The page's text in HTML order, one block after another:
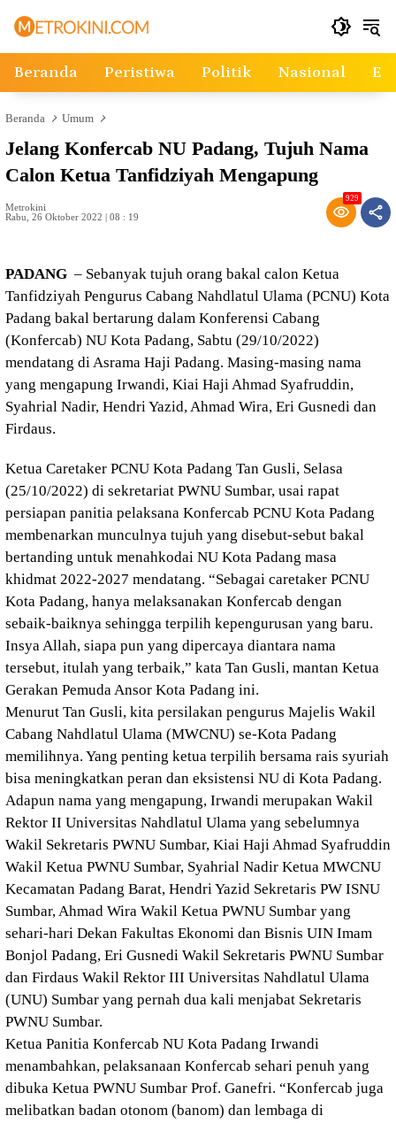
Beranda Peristiwa Politik Nasional
Beranda Umum
Jelang Konfercab NU Padang, Tujuh Nama
Calon Ketua Tanfidziyah Mengapung
Metrokini
Rabu, 26 Oktober 2022 | 08 : 19
929
PADANG – Sebanyak tujuh orang bakal calon Ketua
Tanfidziyah Pengurus Cabang Nahdlatul Ulama (PCNU) Kota
Padang bakal bertarung dalam Konferensi Cabang
(Konfercab) NU Kota Padang, Sabtu (29/10/2022)
mendatang di Asrama Haji Padang. Masing-masing nama
yang mengapung Irwandi, Kiai Haji Ahmad Syafruddin,
Syahrial Nadir, Hendri Yazid, Ahmad Wira, Eri Gusnedi dan
Firdaus.
Ketua Caretaker PCNU Kota Padang Tan Gusli, Selasa
(25/10/2022) di sekretariat PWNU Sumbar, usai rapat
persiapan panitia pelaksana Konfercab PCNU Kota Padang
membenarkan munculnya tujuh yang disebut-sebut bakal
bertanding untuk menahkodai NU Kota Padang masa
khidmat 2022-2027 mendatang. “Sebagai caretaker PCNU
Kota Padang, hanya melaksanakan Konfercab dengan
sebaik-baiknya sehingga terpilih kepengurusan yang baru.
Insya Allah, siapa pun yang dipercaya diantara nama
tersebut, itulah yang terbaik,” kata Tan Gusli, mantan Ketua
Gerakan Pemuda Ansor Kota Padang ini.
Menurut Tan Gusli, kita persilakan pengurus Majelis Wakil
Cabang Nahdlatul Ulama (MWCNU) se-Kota Padang
memilihnya. Yang penting ketua terpilih bersama rais syuriah
bisa meningkatkan peran dan eksistensi NU di Kota Padang.
Adapun nama yang mengapung, Irwandi merupakan Wakil
Rektor II Universitas Nahdlatul Ulama yang sebelumnya
Wakil Sekretaris PWNU Sumbar, Kiai Haji Ahmad Syafruddin
Wakil Ketua PWNU Sumbar, Syahrial Nadir Ketua MWCNU
Kecamatan Padang Barat, Hendri Yazid Sekretaris PW ISNU
Sumbar, Ahmad Wira Wakil Ketua PWNU Sumbar yang
sehari-hari Dekan Fakultas Ekonomi dan Bisnis UIN Imam
Bonjol Padang, Eri Gusnedi Wakil Sekretaris PWNU Sumbar
dan Firdaus Wakil Rektor III Universitas Nahdlatul Ulama
(UNU) Sumbar yang pernah dua kali menjabat Sekretaris
PWNU Sumbar.
Ketua Panitia Konfercab NU Kota Padang Irwandi
menambahkan, pelaksanaan Konfercab sehari penuh yang
dibuka Ketua PWNU Sumbar Prof. Ganefri. “Konfercab juga
melibatkan badan otonom (banom) dan lembaga di